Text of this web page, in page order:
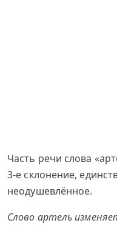
Часть речи слова
3-е склонение,
неодушевлённое.
Слово артель